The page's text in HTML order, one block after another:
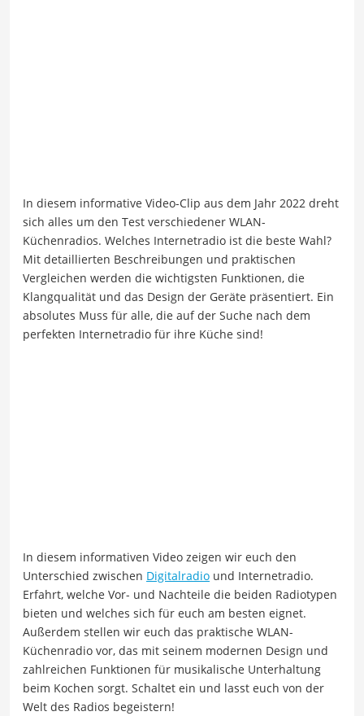
In diesem informative Video-Clip aus dem Jahr 2022 dreht
sich alles um den Test verschiedener WLAN-
Küchenradios. Welches Internetradio ist die beste Wahl?
Mit detaillierten Beschreibungen und praktischen
Vergleichen werden die wichtigsten Funktionen, die
Klangqualität und das Design der Geräte präsentiert. Ein
absolutes Muss für alle, die auf der Suche nach dem
perfekten Internetradio für ihre Küche sind!
In diesem informativen Video zeigen wir euch den
Unterschied zwischen Digitalradio und Internetradio.
Erfahrt, welche Vor- und Nachteile die beiden Radiotypen
bieten und welches sich für euch am besten eignet.
Außerdem stellen wir euch das praktische WLAN-
Küchenradio vor, das mit seinem modernen Design und
zahlreichen Funktionen für musikalische Unterhaltung
beim Kochen sorgt. Schaltet ein und lasst euch von der
Welt des Radios begeistern!